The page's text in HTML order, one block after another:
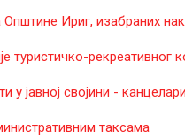
Ириг, изабраних
рекреативног
јавној својини -
таксама